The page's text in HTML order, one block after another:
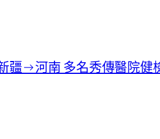
疆→河南 多名秀傳醫院健